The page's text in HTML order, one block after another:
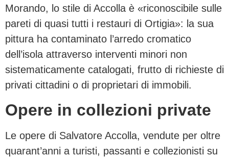
Morando, lo stile di Accolla è «riconoscibile sulle
pareti di quasi tutti i restauri di Ortigia»: la sua
pittura ha contaminato l’arredo cromatico
dell’isola attraverso interventi minori non
sistematicamente catalogati, frutto di richieste di
privati cittadini o di proprietari di immobili.
Opere in collezioni private
Le opere di Salvatore Accolla, vendute per oltre
quarant’anni a turisti, passanti e collezionisti su